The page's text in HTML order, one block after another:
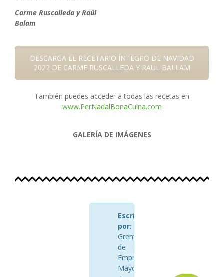
Carme Ruscalleda y Raül
Balam
DESCARGA EL RECETARIO ÍNTEGRO DE NAVIDAD
2022 DE CARME RUSCALLEDA Y RAÜL BALLAM
También puedes acceder a todas las recetas en
www.PerNadalBonaCuina.com
GALERÍA DE IMÁGENES
Escrito
por:
Gremio
de
Empresarios
Mayoristas